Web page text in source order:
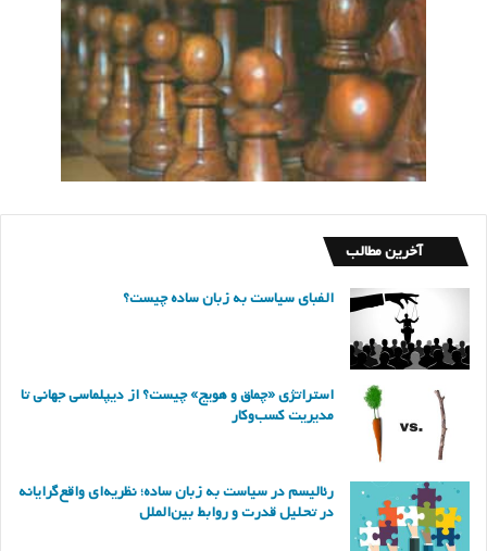
آخرین مطالب
الفبای سیاست به زبان ساده چیست؟
استراتژی «چماق و هویج» چیست؟ از دیپلماسی جهانی تا
مدیریت کسب‌وکار
رئالیسم در سیاست به زبان ساده؛ نظریه‌ای واقع‌گرایانه
در تحلیل قدرت و روابط بین‌الملل